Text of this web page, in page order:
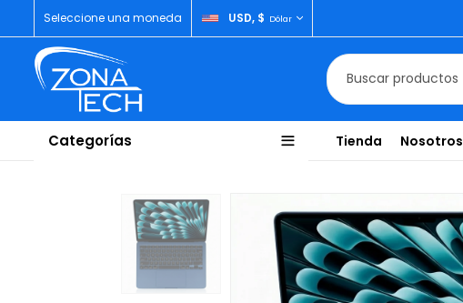
Seleccione una moneda USD, $ Dólar
Categorías Tienda Nosotros